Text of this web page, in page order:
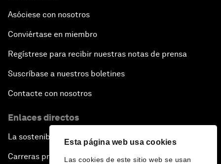
Esta página web usa cookies
Las cookies de este sitio web se usan
Asóciese con nosotros
Conviértase en miembro
Regístrese para recibir nuestras notas de prensa
Suscríbase a nuestros boletines
Contacte con nosotros
Enlaces directos
La sostenibilidad en el Foro
Carreras profesionales